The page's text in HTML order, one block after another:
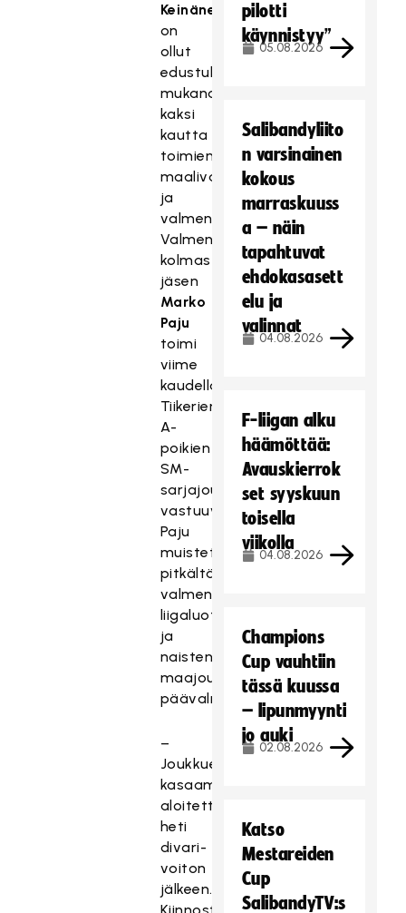
Keinänen
on
ollut
edustuksen
mukana
kaksi
kautta
toimien
maalivahtina
ja
valmentajana.
Valmennustiimin
kolmas
jäsen
Marko
Paju
toimi
viime
kaudella
Tiikerien
A-
poikien
SM-
sarjajoukkueen
vastuuvalmentajana.
Paju
muistetaan
pitkältä
valmennusuraltaan
liigaluotsina
ja
naisten
maajoukkueen
päävalmentajana.
–
Joukkueen
kasaaminen
aloitettiin
heti
divari-
voiton
jälkeen.
pilotti
käynnistyy”
05.08.2026
Salibandyliito
n varsinainen
kokous
marraskuuss
a – näin
tapahtuvat
ehdokasasett
elu ja
valinnat
04.08.2026
F-liigan alku
häämöttää:
Avauskierrok
set syyskuun
toisella
viikolla
04.08.2026
Champions
Cup vauhtiin
tässä kuussa
– lipunmyynti
jo auki
02.08.2026
Katso
Mestareiden
Cup
SalibandyTV:s